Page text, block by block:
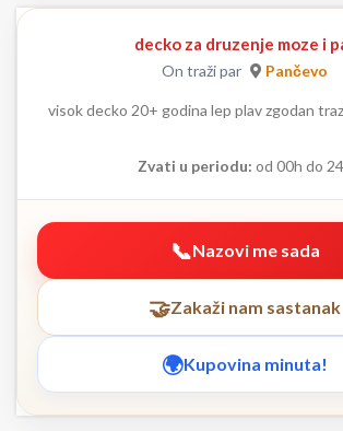
decko za druzenje moze i
On traži par Pančevo
visok decko 20+ godina lep plav zgodan
Zvati u periodu: od 00h do
Nazovi me sada
Zakaži nam sastanak
Kupovina minuta!